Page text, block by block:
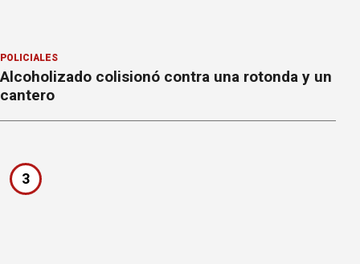
POLICIALES
Alcoholizado colisionó contra una rotonda y un
cantero
3